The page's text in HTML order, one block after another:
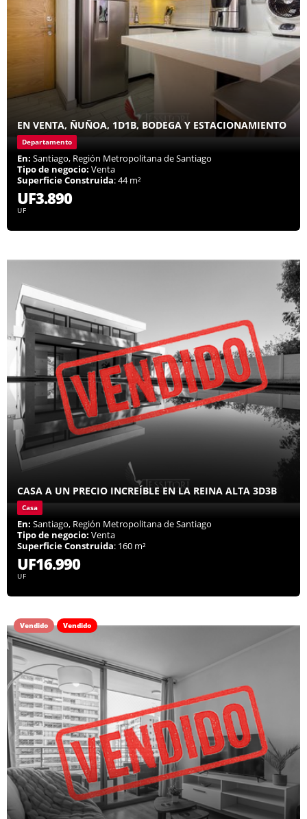
EN VENTA, ÑUÑOA, 1D1B, BODEGA Y ESTACIONAMIENTO
Departamento
En: Santiago, Región Metropolitana de Santiago
Tipo de negocio: Venta
Superficie Construida: 44 m²
UF3.890
UF
CASA A UN PRECIO INCREÍBLE EN LA REINA ALTA 3D3B
Casa
En: Santiago, Región Metropolitana de Santiago
Tipo de negocio: Venta
Superficie Construida: 160 m²
UF16.990
UF
Vendido Vendido